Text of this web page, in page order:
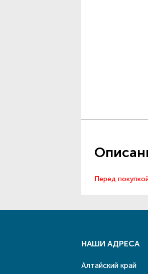
Перед
НАШИ АДРЕСА
Алтайский край